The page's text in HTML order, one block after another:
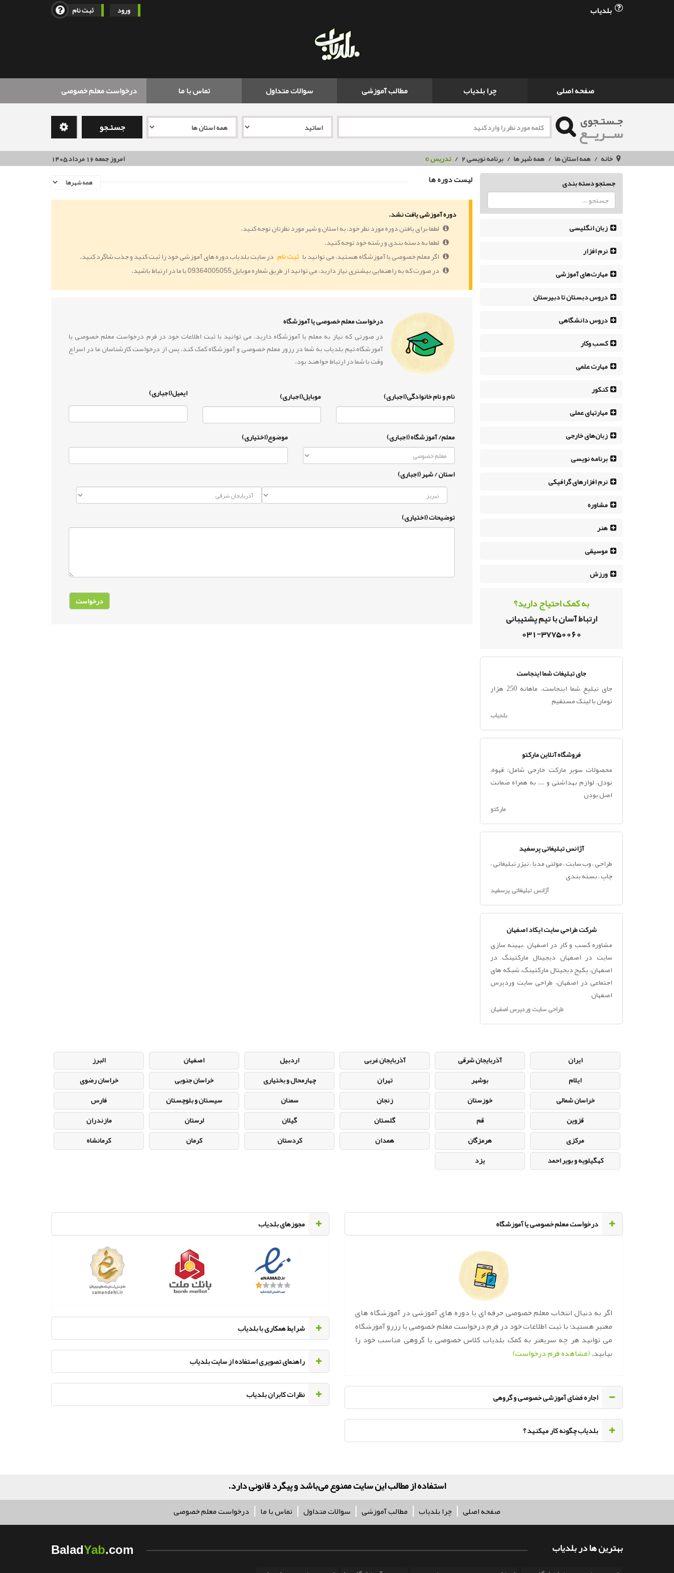
ورود ثبت نام بلدیاب
صفحه اصلی چرا بلدیاب مطالب آموزشی سوالات متداول تماس با ما درخواست معلم خصوصی
جـستـجوی
ســریــع جستـجو
خانه همه استان ها همه شهر ها برنامه نویسی 2 تدریس c
امروز جمعه 16 مرداد 1405
جستجو دسته بندی
زبان انگلیسی
نرم افزار
مهارت‌های آموزشی
دروس دبستان تا دبیرستان
دروس دانشگاهی
کسب وکار
مهارت علمی
کنکور
مهارتهای عملی
زبان‌های خارجی
برنامه نویسی
نرم افزار‌های گرافیکی
مشاوره
هنر
موسیقی
ورزش
به کمک احتیاج دارید؟
ارتباط آسان با تیم پشتیبانی
031-37750060
جای تبلیغات شما اینجاست
جای تبلیغ شما اینجاست، ماهانه 250 هزار
تومان با لینک مستقیم
بلدیاب
فروشگاه آنلاین مارکتو
محصولات سوپر مارکت خارجی شامل: قهوه،
نودل، لوازم بهداشتی و ... به همراه ضمانت
اصل بودن
مارکتو
آژانس تبلیغاتی پرسفید
طراحی ، وب سایت ، مولتی مدیا ، تیزر تبلیغاتی ،
چاپ ، بسته بندی
آژانس تبلیغاتی پرسفید
شرکت طراحی سایت ایکاد اصفهان
مشاوره کسب و کار در اصفهان ،بهینه سازی
سایت در اصفهان دیجیتال مارکتینگ در
اصفهان، پکیج دیجیتال مارکتینگ، شبکه های
اجتماعی در اصفهان، طراحی سایت وردپرس
اصفهان
طراحی سایت وردپرس اصفهان
لیست دوره ها
دوره آموزشی یافت نشد.
لطفا برای یافتن دوره مورد نظر خود، به استان و شهر مورد نظرتان توجه کنید.
لطفا به دسته بندی و رشته خود توجه کنید.
اگر معلم خصوصی یا آموزشگاه هستید، می توانید با ثبت نام در سایت بلدیاب دوره های آموزشی خود را ثبت کنید و جذب شاگرد کنید.
در صورت که به راهنمایی بیشتری نیاز دارید، می توانید از طریق شماره موبایل 09364005055 با ما در ارتباط باشید.
درخواست معلم خصوصی یا آموزشگاه
در صورتی که نیاز به معلم یا آموزشگاه دارید، می توانید با ثبت اطلاعات خود در فرم درخواست معلم خصوصی یا
آموزشگاه،تیم بلدیاب به شما در رزور معلم خصوصی و آموزشگاه کمک کند. پس از درخواست کارشناسان ما در اسراع
وقت با شما در ارتباط خواهند بود.
نام و نام خانوادگی(اجباری) موبایل(اجباری) ایمیل(اجباری)
معلم/ آموزشگاه (اجباری) موضوع(اختیاری)
استان / شهر (اجباری)
توضیحات (اختیاری)
ایران آذربایجان شرقی آذربایجان غربی اردبیل اصفهان
البرز
ایلام
بوشهر تهران چهارمحال و بختیاری خراسان جنوبی
خراسان رضوی
خراسان شمالی
خوزستان زنجان سمنان سیستان و بلوچستان
فارس
قزوین
قم گلستان گیلان لرستان
مازندران
مرکزی
هرمزگان همدان کردستان کرمان
کرمانشاه
کهگیلویه و بویر احمد
یزد
‌درخواست معلم خصوصی یا آموزشگاه
اگر به دنبال انتخاب معلم خصوصی حرفه ای یا دوره های آموزشی در آموزشگاه های
معتبر هستید؛ با ثبت اطلاعات خود در فرم درخواست معلم خصوصی یا رزرو آموزشگاه
می توانید هر چه سریعتر به کمک بلدیاب کلاس خصوصی یا گروهی مناسب خود را
بیابید.(مشاهده فرم درخواست)
اجاره فضای آموزشی خصوصی و گروهی
‌بلدیاب چگونه کار میکنید ؟
مجوزهای بلدیاب
‌شرایط همکاری با بلدیاب
راهنمای تصویری استفاده از سایت بلدیاب
نظرات کابران بلدیاب
کلیه حقو
صفحه اصلی چرا بلدیاب مطالب آموزشی سوالات متداول تماس با ما درخواست معلم خصوصی
بهترین ها در بلدیاب BaladYab.com